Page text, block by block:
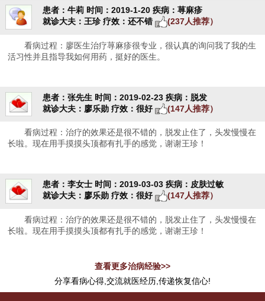
患者：牛莉 时间：2019-1-20 疾病：荨麻疹
就诊大夫：王珍 疗效：还不错 (237人推荐）
看病过程：廖医生治疗荨麻疹很专业，很认真的询问我了我的生
活习性并且指导我如何用药，挺好的医生。
患者：张先生 时间：2019-02-23 疾病：脱发
就诊大夫：廖乐勋 疗效：很好 (147人推荐）
看病过程：治疗的效果还是很不错的，脱发止住了，头发慢慢在
长啦。现在用手摸摸头顶都有扎手的感觉，谢谢王珍！
患者：李女士 时间：2019-03-03 疾病：皮肤过敏
就诊大夫：廖乐勋 疗效：很好 (147人推荐）
看病过程：治疗的效果还是很不错的，脱发止住了，头发慢慢在
长啦。现在用手摸摸头顶都有扎手的感觉，谢谢王珍！
查看更多治病经验>>
分享看病心得,交流就医经历,传递恢复信心!